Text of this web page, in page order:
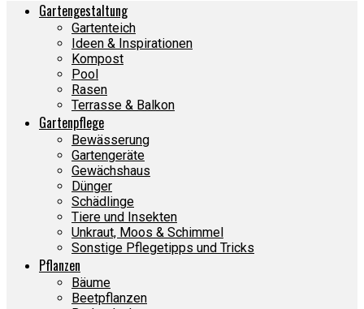
Gartengestaltung
Gartenteich
Ideen & Inspirationen
Kompost
Pool
Rasen
Terrasse & Balkon
Gartenpflege
Bewässerung
Gartengeräte
Gewächshaus
Dünger
Schädlinge
Tiere und Insekten
Unkraut, Moos & Schimmel
Sonstige Pflegetipps und Tricks
Pflanzen
Bäume
Beetpflanzen